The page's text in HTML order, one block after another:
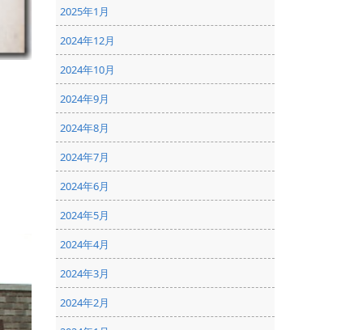
2025年1月
2024年12月
2024年10月
2024年9月
2024年8月
2024年7月
2024年6月
2024年5月
2024年4月
2024年3月
2024年2月